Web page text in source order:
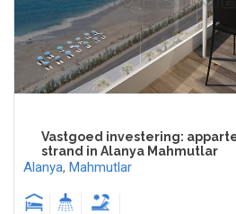
Vastgoed investering:
strand in Alanya Mahmutlar
Alanya, Mahmutlar